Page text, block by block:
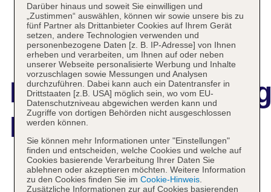
Pera Center Hotel
Das bietet Ihre Unterkunft
Darüber hinaus und soweit Sie einwilligen und
„Zustimmen“ auswählen, können wir sowie unsere bis zu
fünf Partner als Drittanbieter Cookies auf Ihrem Gerät
setzen, andere Technologien verwenden und
personenbezogene Daten [z. B. IP-Adresse] von Ihnen
erheben und verarbeiten, um Ihnen auf oder neben
unserer Webseite personalisierte Werbung und Inhalte
vorzuschlagen sowie Messungen und Analysen
durchzuführen. Dabei kann auch ein Datentransfer in
Drittstaaten [z.B. USA] möglich sein, wo vom EU-
Datenschutzniveau abgewichen werden kann und
Zugriffe von dortigen Behörden nicht ausgeschlossen
werden können.
Sie können mehr Informationen unter "Einstellungen"
finden und entscheiden, welche Cookies und welche auf
Cookies basierende Verarbeitung Ihrer Daten Sie
ablehnen oder akzeptieren möchten. Weitere Information
zu den Cookies finden Sie im Cookie-Hinweis.
Zusätzliche Informationen zur auf Cookies basierenden